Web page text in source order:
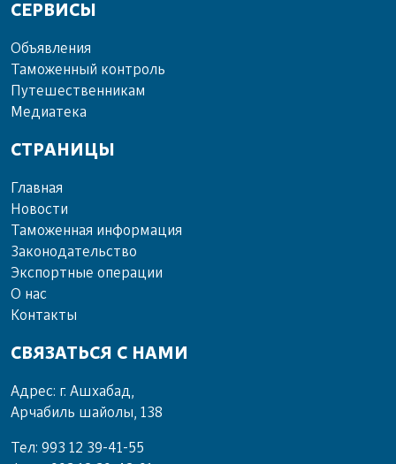
СЕРВИСЫ
Объ­яв­ле­ния
Та­мо­жен­ный кон­троль
Пу­те­шест­вен­ни­кам
Ме­диа­те­ка
СТРАНИЦЫ
Главная
Новости
Таможенная информация
Законодательство
Экспортные операции
О нас
Контакты
СВЯЗАТЬСЯ С НАМИ
Адрес: г. Ашхабад,
Арчабиль шайолы, 138
Тел: 993 12 39-41-55